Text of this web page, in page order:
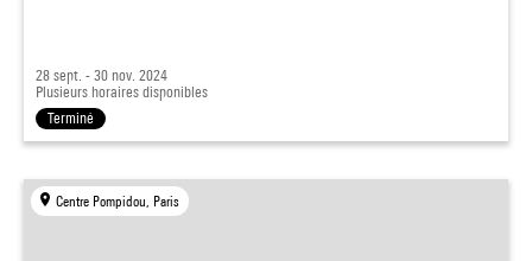
28 sept. - 30 nov. 2024
Plusieurs horaires disponibles
Terminé
Centre Pompidou, Paris